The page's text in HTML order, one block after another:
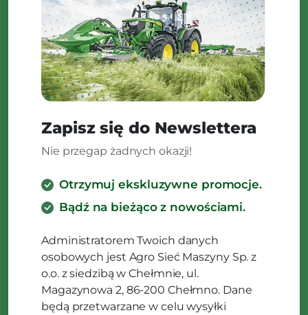
Zapisz się do Newslettera
Nie przegap żadnych okazji!
Otrzymuj ekskluzywne promocje.
Bądź na bieżąco z nowościami.
Administratorem Twoich danych
osobowych jest Agro Sieć Maszyny Sp. z
o.o. z siedzibą w Chełmnie, ul.
Magazynowa 2, 86-200 Chełmno. Dane
będą przetwarzane w celu wysyłki